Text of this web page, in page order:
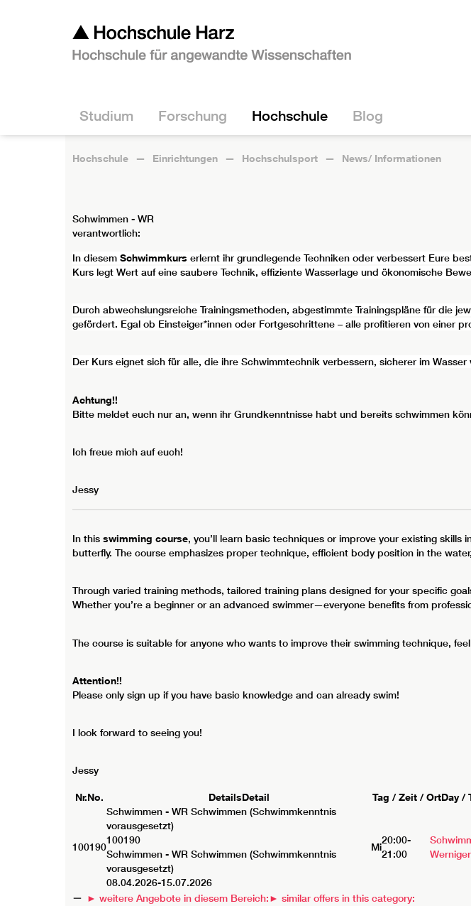
Studium Forschung Hochschule Blog
Hochschule Einrichtungen Hochschulsport News/ Informationen
Schwimmen - WR
verantwortlich:
In diesem Schwimmkurs erlernt ihr grundlegende Techniken oder verbessert Eure
Kurs legt Wert auf eine saubere Technik, effiziente Wasserlage und ökonomische
Durch abwechslungsreiche Trainingsmethoden, abgestimmte Trainingspläne für die
gefördert. Egal ob Einsteiger*innen oder Fortgeschrittene – alle profitieren von einer
Der Kurs eignet sich für alle, die ihre Schwimmtechnik verbessern, sicherer im
Achtung!!
Bitte meldet euch nur an, wenn ihr Grundkenntnisse habt und bereits schwimmen
Ich freue mich auf euch!
Jessy
In this swimming course, you’ll learn basic techniques or improve your existing
butterfly. The course emphasizes proper technique, efficient body position in the
Through varied training methods, tailored training plans designed for your specific
Whether you’re a beginner or an advanced swimmer—everyone benefits from
The course is suitable for anyone who wants to improve their swimming technique,
Attention!!
Please only sign up if you have basic knowledge and can already swim!
I look forward to seeing you!
Jessy
Nr.No. DetailsDetail Tag / Zeit / OrtDay /
100190
Schwimmen - WR Schwimmen (Schwimmkenntnis
vorausgesetzt)
100190
Schwimmen - WR Schwimmen (Schwimmkenntnis
vorausgesetzt)
08.04.2026-15.07.2026
Mi
20:00-
21:00
► weitere Angebote in diesem Bereich:► similar offers in this category: